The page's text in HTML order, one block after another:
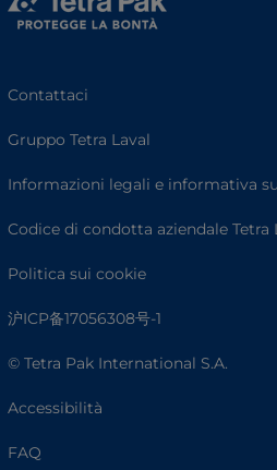
Contattaci
Gruppo Tetra Laval
Informazioni legali e informativa
Codice di condotta aziendale Tetra
Politica sui cookie
沪ICP备17056308号-1
© Tetra Pak International S.A.
Accessibilità
FAQ